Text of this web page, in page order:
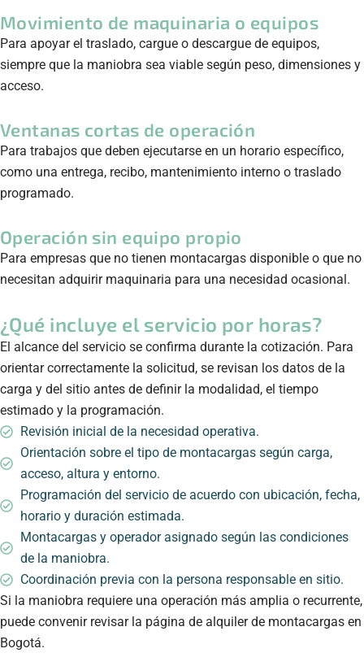
Movimiento de maquinaria o equipos
Para apoyar el traslado, cargue o descargue de equipos,
siempre que la maniobra sea viable según peso, dimensiones y
acceso.
Ventanas cortas de operación
Para trabajos que deben ejecutarse en un horario específico,
como una entrega, recibo, mantenimiento interno o traslado
programado.
Operación sin equipo propio
Para empresas que no tienen montacargas disponible o que no
necesitan adquirir maquinaria para una necesidad ocasional.
¿Qué incluye el servicio por horas?
El alcance del servicio se confirma durante la cotización. Para
orientar correctamente la solicitud, se revisan los datos de la
carga y del sitio antes de definir la modalidad, el tiempo
estimado y la programación.
Revisión inicial de la necesidad operativa.
Orientación sobre el tipo de montacargas según carga,
acceso, altura y entorno.
Programación del servicio de acuerdo con ubicación, fecha,
horario y duración estimada.
Montacargas y operador asignado según las condiciones
de la maniobra.
Coordinación previa con la persona responsable en sitio.
Si la maniobra requiere una operación más amplia o recurrente,
puede convenir revisar la página de alquiler de montacargas en
Bogotá.